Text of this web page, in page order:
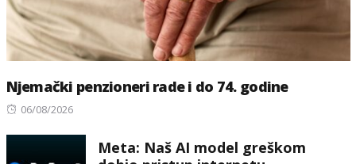
Njemački penzioneri rade i do 74. godine
Posted
06/08/2026
Meta: Naš AI model greškom